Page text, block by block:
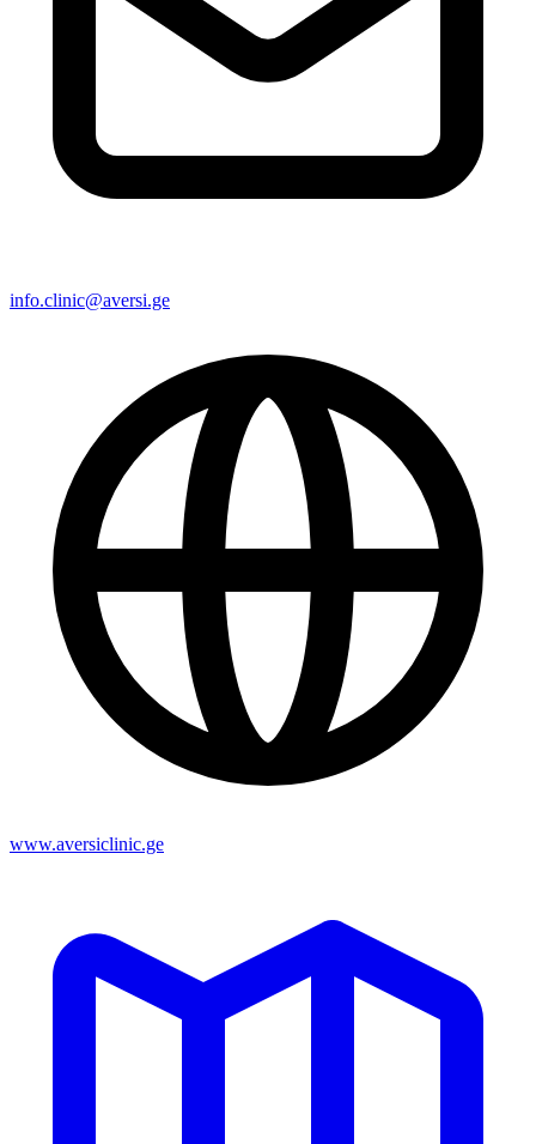
info.clinic@aversi.ge
www.aversiclinic.ge